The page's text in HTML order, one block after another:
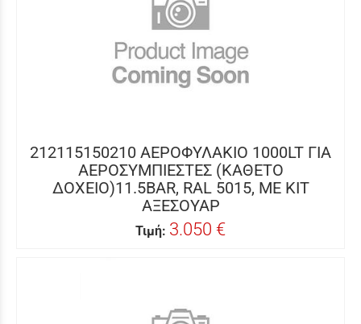
212115150210 ΑΕΡΟΦΥΛΑΚΙΟ 1000LT ΓΙΑ
ΑΕΡΟΣΥΜΠΙΕΣΤΕΣ (ΚΑΘΕΤΟ
ΔΟΧΕΙΟ)11.5BAR, RAL 5015, ΜΕ ΚΙΤ
ΑΞΕΣΟΥΑΡ
Τιμή: 3.050 €